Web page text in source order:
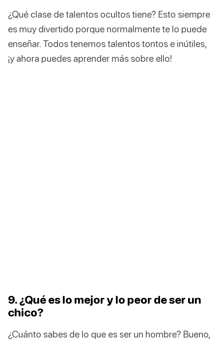
¿Qué clase de talentos ocultos tiene? Esto siempre
es muy divertido porque normalmente te lo puede
enseñar. Todos tenemos talentos tontos e inútiles,
¡y ahora puedes aprender más sobre ello!
9. ¿Qué es lo mejor y lo peor de ser un
chico?
¿Cuánto sabes de lo que es ser un hombre? Bueno,